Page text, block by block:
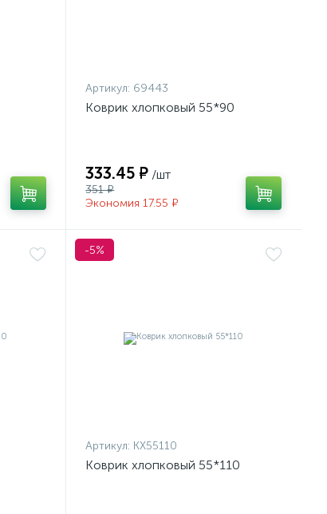
Артикул: 69443
Коврик хлопковый 55*90
333.45 ₽ /шт
351 ₽
Экономия 17.55 ₽
-5%
Артикул: КХ55110
Коврик хлопковый 55*110